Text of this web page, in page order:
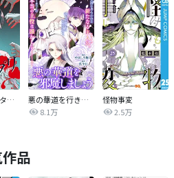
怪奇アプリ【タテヨミ】
悪の華道を行きましょう
8.1万
怪物事変
2.5万
品